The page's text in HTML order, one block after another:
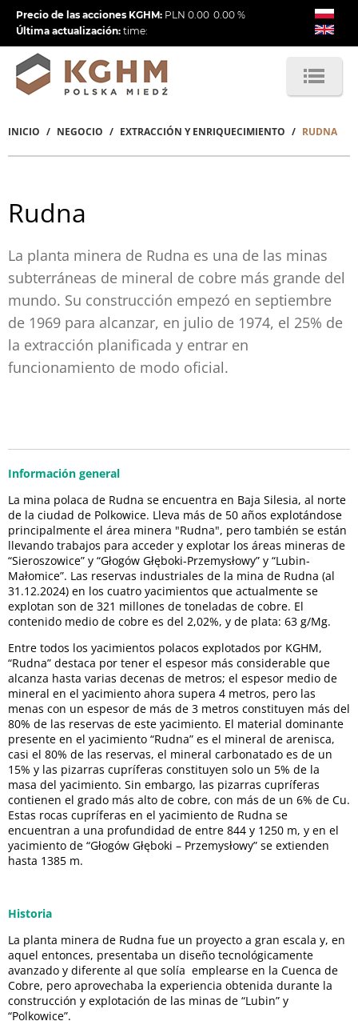
Pasar
contenido
principal
Precio de las acciones KGHM: PLN 0.00 0.00 %
Última actualización: time:
Sobrescribir
de
ayuda
a
la
navegación
INICIO NEGOCIO EXTRACCIÓN Y ENRIQUECIMIENTO RUDNA
Rudna
La planta minera de Rudna es una de las minas
subterráneas de mineral de cobre más grande del
mundo. Su construcción empezó en septiembre
de 1969 para alcanzar, en julio de 1974, el 25% de
la extracción planificada y entrar en
funcionamiento de modo oficial.
Información general
La mina polaca de Rudna se encuentra en Baja Silesia, al norte
de la ciudad de Polkowice. Lleva más de 50 años explotándose
principalmente el área minera "Rudna", pero también se están
llevando trabajos para acceder y explotar los áreas mineras de
“Sieroszowice” y “Głogów Głęboki-Przemysłowy” y “Lubin-
Małomice”. Las reservas industriales de la mina de Rudna (al
31.12.2024) en los cuatro yacimientos que actualmente se
explotan son de 321 millones de toneladas de cobre. El
contenido medio de cobre es del 2,02%, y de plata: 63 g/Mg.
Entre todos los yacimientos polacos explotados por KGHM,
“Rudna” destaca por tener el espesor más considerable que
alcanza hasta varias decenas de metros; el espesor medio de
mineral en el yacimiento ahora supera 4 metros, pero las
menas con un espesor de más de 3 metros constituyen más del
80% de las reservas de este yacimiento. El material dominante
presente en el yacimiento “Rudna” es el mineral de arenisca,
casi el 80% de las reservas, el mineral carbonatado es de un
15% y las pizarras cupríferas constituyen solo un 5% de la
masa del yacimiento. Sin embargo, las pizarras cupríferas
contienen el grado más alto de cobre, con más de un 6% de Cu.
Estas rocas cupríferas en el yacimiento de Rudna se
encuentran a una profundidad de entre 844 y 1250 m, y en el
yacimiento de “Głogów Głęboki – Przemysłowy” se extienden
hasta 1385 m.
Historia
La planta minera de Rudna fue un proyecto a gran escala y, en
aquel entonces, presentaba un diseño tecnológicamente
avanzado y diferente al que solía emplearse en la Cuenca de
Cobre, pero aprovechaba la experiencia obtenida durante la
construcción y explotación de las minas de “Lubin” y
“Polkowice”.